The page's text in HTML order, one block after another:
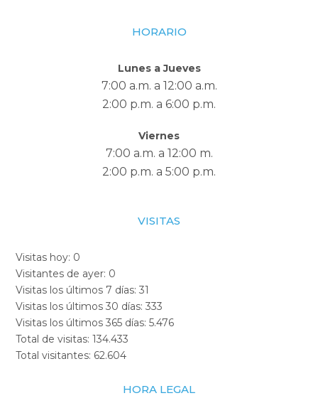
HORARIO
Lunes a Jueves
7:00 a.m. a 12:00 a.m.
2:00 p.m. a 6:00 p.m.
Viernes
7:00 a.m. a 12:00 m.
2:00 p.m. a 5:00 p.m.
VISITAS
Visitas hoy: 0
Visitantes de ayer: 0
Visitas los últimos 7 días:31
Visitas los últimos 30 días:333
Visitas los últimos 365 días:5.476
Total de visitas:134.433
Total visitantes: 62.604
HORA LEGAL